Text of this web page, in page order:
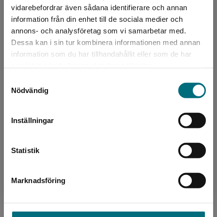
vidarebefordrar även sådana identifierare och annan
information från din enhet till de sociala medier och
annons- och analysföretag som vi samarbetar med.
Dessa kan i sin tur kombinera informationen med annan
information som du har tillhandahållit eller som de har
Nödvändig
Inställningar
Statistik
Marknadsföring
Begränsad fraktregion
Det verkar som att du besöker
nyponochviljaforlag.se via en enhet utanför
Sverige. För att kunna slutföra ett köp måste
Upphovspersoner
Ann-Charlotte Ekensten debuterade som
barnböcker samt lättlästa böcker för ungdomar